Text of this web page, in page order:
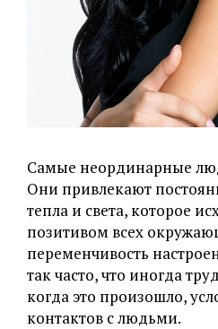
Самые неординарные
Они привлекают
тепла и света, которое
позитивом всех
переменчивость
так часто, что иногда
когда это произошло,
контактов с людьми.